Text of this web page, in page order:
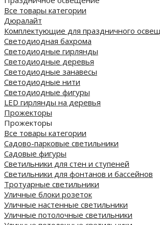
Все товары категории
Дюралайт
Комплектующие для праздничного
Светодиодная бахрома
Светодиодные гирлянды
Светодиодные деревья
Светодиодные занавесы
Светодиодные нити
Светодиодные фигуры
LED гирлянды на деревья
Прожекторы
Прожекторы
Все товары категории
Садово-парковые светильники
Садовые фигуры
Светильники для стен и ступеней
Светильники для фонтанов и бассейнов
Тротуарные светильники
Уличные блоки розеток
Уличные настенные светильники
Уличные потолочные светильники